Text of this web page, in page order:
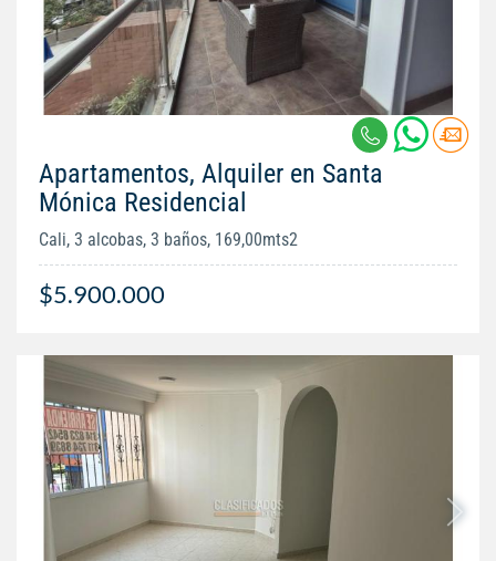
Apartamentos, Alquiler en Santa
Mónica Residencial
Cali, 3 alcobas, 3 baños, 169,00mts2
$5.900.000